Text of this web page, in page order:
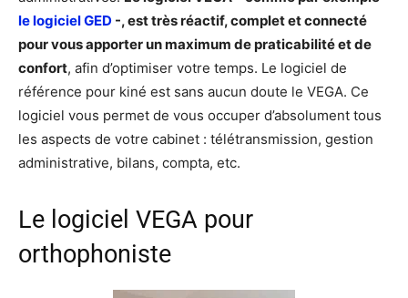
le logiciel GED -, est très réactif, complet et connecté
pour vous apporter un maximum de praticabilité et de
confort, afin d’optimiser votre temps. Le logiciel de
référence pour kiné est sans aucun doute le VEGA. Ce
logiciel vous permet de vous occuper d’absolument tous
les aspects de votre cabinet : télétransmission, gestion
administrative, bilans, compta, etc.
Le logiciel VEGA pour
orthophoniste